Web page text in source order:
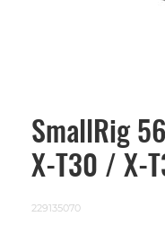
SmallRig
X-T30 / X-
229135070
Skip
beginning
images